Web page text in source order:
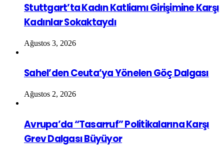
Stuttgart’ta Kadın Katliamı Girişimine Karşı
Kadınlar Sokaktaydı
Ağustos 3, 2026
Sahel’den Ceuta’ya Yönelen Göç Dalgası
Ağustos 2, 2026
Avrupa’da “Tasarruf” Politikalarına Karşı
Grev Dalgası Büyüyor